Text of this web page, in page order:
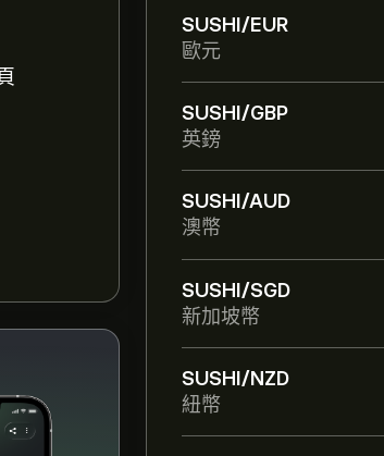
SUSHI/EUR
歐元
SUSHI/GBP
英鎊
SUSHI/AUD
澳幣
SUSHI/SGD
新加坡幣
SUSHI/NZD
紐幣
變動。